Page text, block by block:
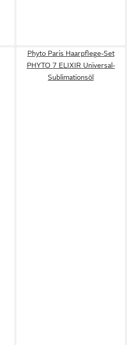
Phyto Paris Haarpflege-Set
PHYTO 7 ELIXIR Universal-
Sublimationsöl